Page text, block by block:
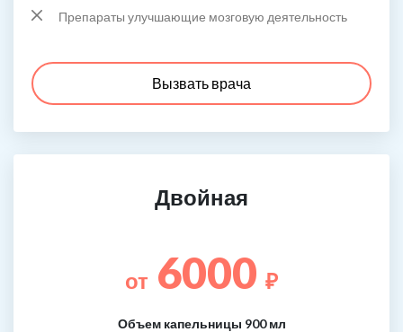
Препараты улучшающие мозговую деятельность
Вызвать врача
Двойная
от 6000 ₽
Объем капельницы 900 мл